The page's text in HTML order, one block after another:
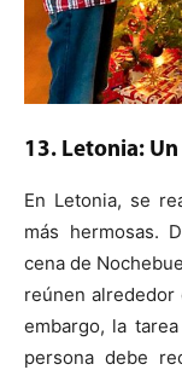
13. Letonia:
En Letonia, se
más hermosas.
cena de
reúnen
embargo, la
persona debe